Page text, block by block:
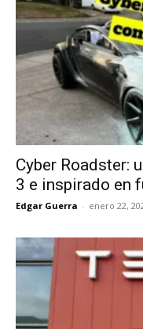
Cyber Roadster:
3 e inspirado en
Edgar Guerra - enero 22,